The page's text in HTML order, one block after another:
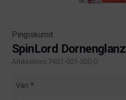
Pingiskumit
SpinLord Dornenglanz
Artikkelinro:7401-001-300-D
Väri